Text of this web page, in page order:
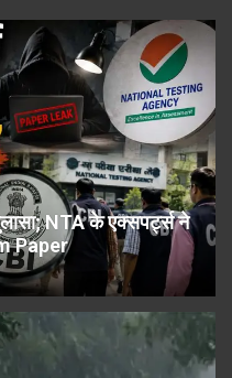
NTA के एक्सपर्ट्स ने
Paper